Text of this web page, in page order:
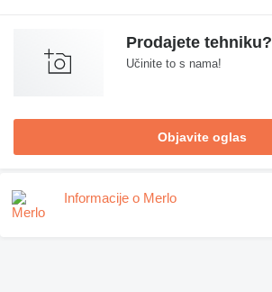
Prodajete tehniku?
Učinite to s nama!
Objavite oglas
Informacije o Merlo